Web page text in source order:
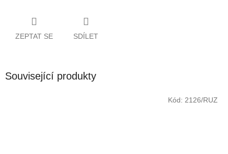
ZEPTAT SE SDÍLET
Související produkty
Kód: 2126/RUZ